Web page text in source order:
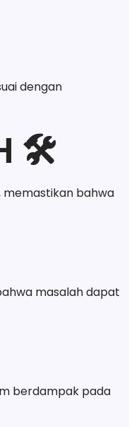
dengan
🛠️
memastikan bahwa
masalah dapat
berdampak pada